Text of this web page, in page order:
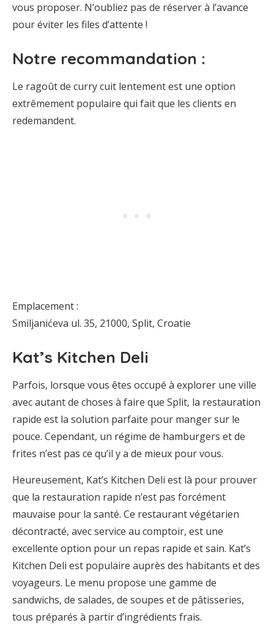
vous proposer. N’oubliez pas de réserver à l’avance
pour éviter les files d’attente !
Notre recommandation :
Le ragoût de curry cuit lentement est une option
extrêmement populaire qui fait que les clients en
redemandent.
Emplacement :
Smiljanićeva ul. 35, 21000, Split, Croatie
Kat’s Kitchen Deli
Parfois, lorsque vous êtes occupé à explorer une ville
avec autant de choses à faire que Split, la restauration
rapide est la solution parfaite pour manger sur le
pouce. Cependant, un régime de hamburgers et de
frites n’est pas ce qu’il y a de mieux pour vous.
Heureusement, Kat’s Kitchen Deli est là pour prouver
que la restauration rapide n’est pas forcément
mauvaise pour la santé. Ce restaurant végétarien
décontracté, avec service au comptoir, est une
excellente option pour un repas rapide et sain. Kat’s
Kitchen Deli est populaire auprès des habitants et des
voyageurs. Le menu propose une gamme de
sandwichs, de salades, de soupes et de pâtisseries,
tous préparés à partir d’ingrédients frais.